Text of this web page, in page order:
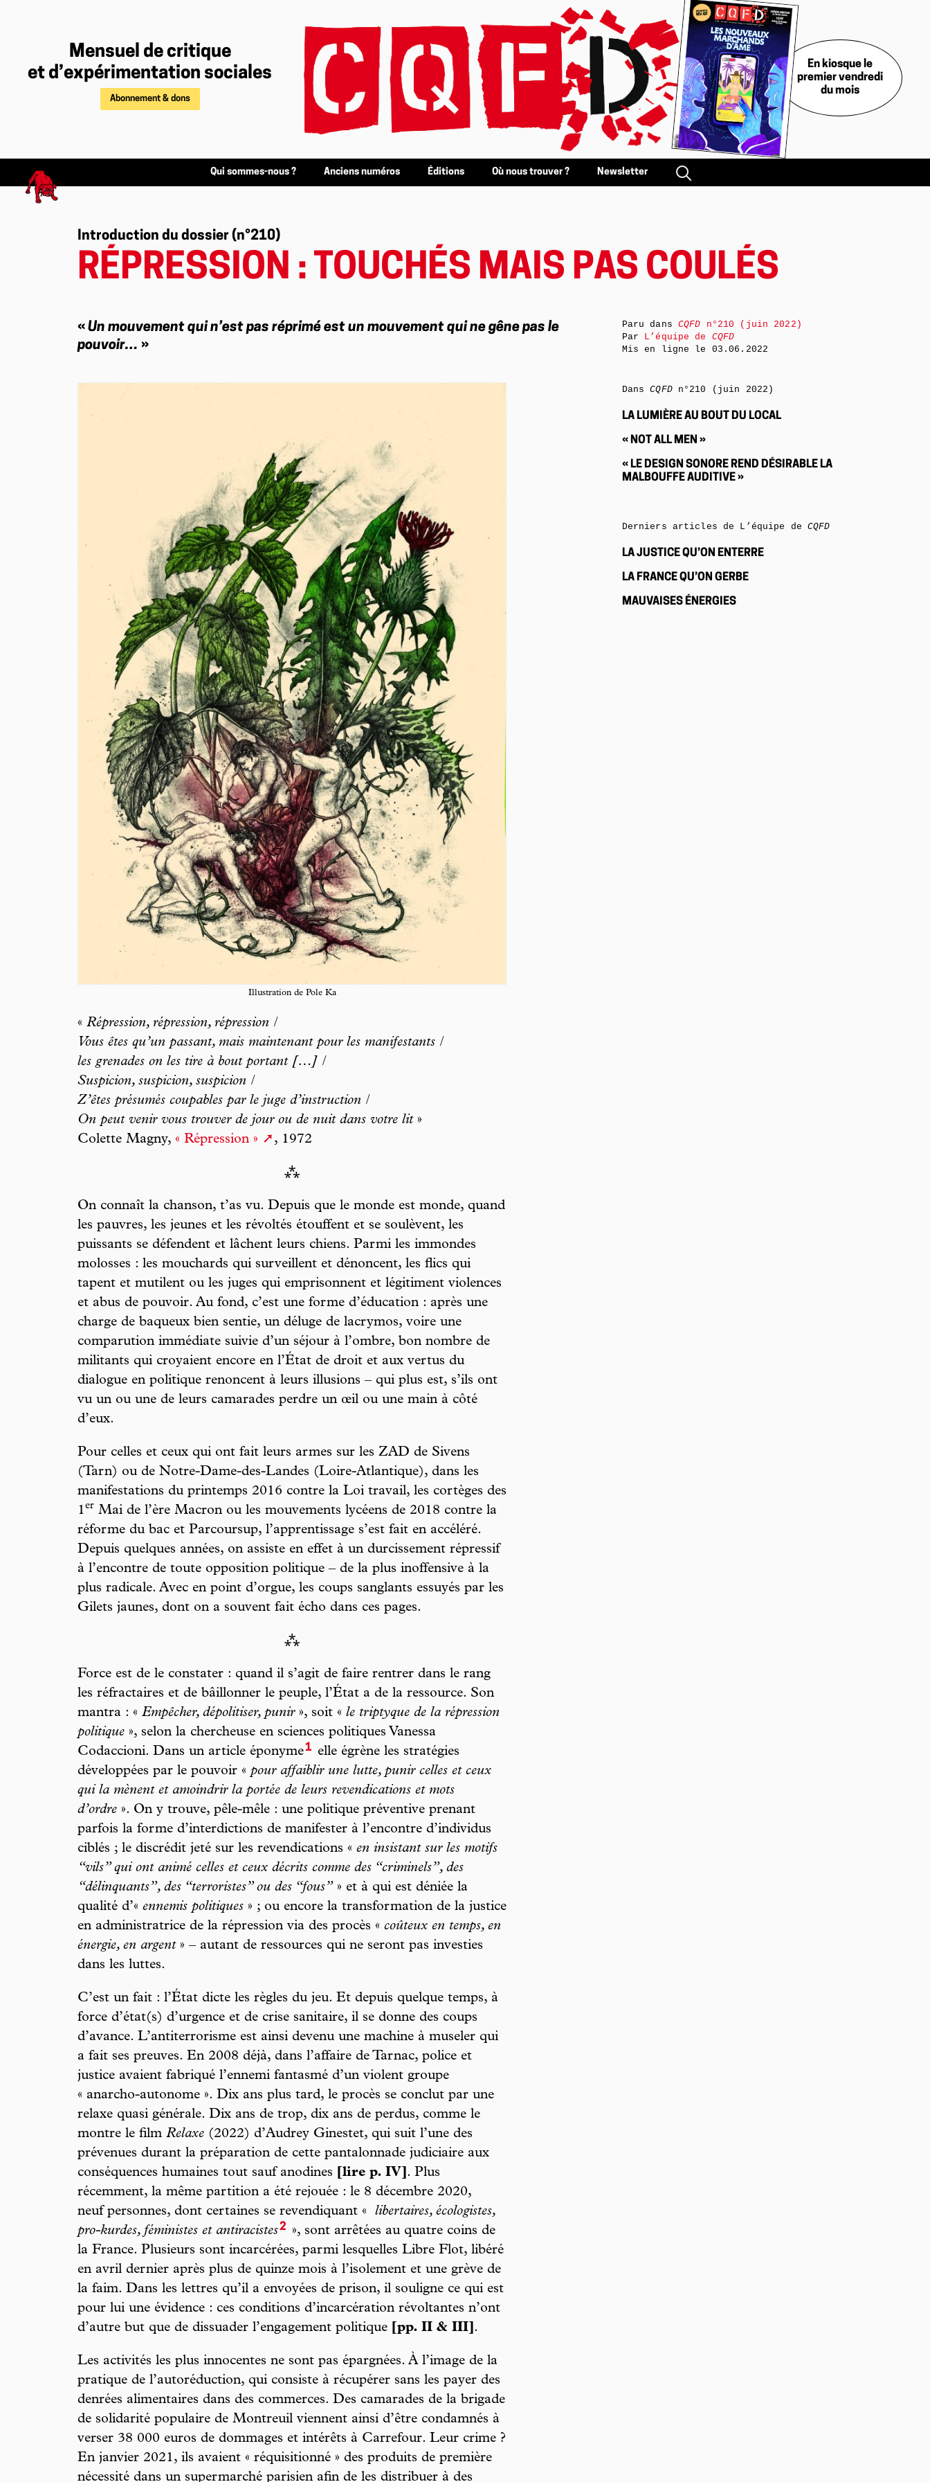
Mensuel de critique
et d’expérimentation sociales
Abonnement & dons
En kiosque le
premier vendredi
du mois
Qui sommes-nous ? Anciens numéros Éditions Où nous trouver ? Newsletter
Introduction du dossier (n°210)
RÉPRESSION : TOUCHÉS MAIS PAS COULÉS
« Un mouvement qui n’est pas réprimé est un mouvement qui ne gêne pas le
pouvoir… »
Illustration de Pole Ka
« Répression, répression, répression /
Vous êtes qu’un passant, mais maintenant pour les manifestants /
les grenades on les tire à bout portant […] /
Suspicion, suspicion, suspicion /
Z’êtes présumés coupables par le juge d’instruction /
On peut venir vous trouver de jour ou de nuit dans votre lit»
Colette Magny, « Répression » , 1972
⁂
On connaît la chanson, t’as vu. Depuis que le monde est monde, quand
les pauvres, les jeunes et les révoltés étouffent et se soulèvent, les
puissants se défendent et lâchent leurs chiens. Parmi les immondes
molosses : les mouchards qui surveillent et dénoncent, les flics qui
tapent et mutilent ou les juges qui emprisonnent et légitiment violences
et abus de pouvoir. Au fond, c’est une forme d’éducation : après une
charge de baqueux bien sentie, un déluge de lacrymos, voire une
comparution immédiate suivie d’un séjour à l’ombre, bon nombre de
militants qui croyaient encore en l’État de droit et aux vertus du
dialogue en politique renoncent à leurs illusions – qui plus est, s’ils ont
vu un ou une de leurs camarades perdre un œil ou une main à côté
d’eux.
Pour celles et ceux qui ont fait leurs armes sur les ZAD de Sivens
(Tarn) ou de Notre-Dame-des-Landes (Loire-Atlantique), dans les
manifestations du printemps 2016 contre la Loi travail, les cortèges des
1er Mai de l’ère Macron ou les mouvements lycéens de 2018 contre la
réforme du bac et Parcoursup, l’apprentissage s’est fait en accéléré.
Depuis quelques années, on assiste en effet à un durcissement répressif
à l’encontre de toute opposition politique – de la plus inoffensive à la
plus radicale. Avec en point d’orgue, les coups sanglants essuyés par les
Gilets jaunes, dont on a souvent fait écho dans ces pages.
⁂
Force est de le constater : quand il s’agit de faire rentrer dans le rang
les réfractaires et de bâillonner le peuple, l’État a de la ressource. Son
mantra : « Empêcher, dépolitiser, punir», soit « le triptyque de la répression
politique », selon la chercheuse en sciences politiques Vanessa
Codaccioni. Dans un article éponyme1
elle égrène les stratégies
développées par le pouvoir « pour affaiblir une lutte, punir celles et ceux
qui la mènent et amoindrir la portée de leurs revendications et mots
d’ordre ». On y trouve, pêle-mêle : une politique préventive prenant
parfois la forme d’interdictions de manifester à l’encontre d’individus
ciblés ; le discrédit jeté sur les revendications « en insistant sur les motifs
“vils” qui ont animé celles et ceux décrits comme des “criminels”, des
“délinquants”, des “terroristes” ou des “fous”» et à qui est déniée la
qualité d’« ennemis politiques » ; ou encore la transformation de la justice
en administratrice de la répression via des procès « coûteux en temps, en
énergie, en argent» – autant de ressources qui ne seront pas investies
dans les luttes.
C’est un fait : l’État dicte les règles du jeu. Et depuis quelque temps, à
force d’état(s) d’urgence et de crise sanitaire, il se donne des coups
d’avance. L’antiterrorisme est ainsi devenu une machine à museler qui
a fait ses preuves. En 2008 déjà, dans l’affaire de Tarnac, police et
justice avaient fabriqué l’ennemi fantasmé d’un violent groupe
« anarcho-autonome ». Dix ans plus tard, le procès se conclut par une
relaxe quasi générale. Dix ans de trop, dix ans de perdus, comme le
montre le film Relaxe (2022) d’Audrey Ginestet, qui suit l’une des
prévenues durant la préparation de cette pantalonnade judiciaire aux
conséquences humaines tout sauf anodines
[lire p. IV] . Plus
récemment, la même partition a été rejouée : le 8 décembre 2020,
neuf personnes, dont certaines se revendiquant «
libertaires, écologistes,
pro-kurdes, féministes et antiracistes2 », sont arrêtées au quatre coins de
la France. Plusieurs sont incarcérées, parmi lesquelles Libre Flot, libéré
en avril dernier après plus de quinze mois à l’isolement et une grève de
la faim. Dans les lettres qu’il a envoyées de prison, il souligne ce qui est
pour lui une évidence : ces conditions d’incarcération révoltantes n’ont
d’autre but que de dissuader l’engagement politique
[pp. II & III] .
Les activités les plus innocentes ne sont pas épargnées. À l’image de la
pratique de l’autoréduction, qui consiste à récupérer sans les payer des
denrées alimentaires dans des commerces. Des camarades de la brigade
de solidarité populaire de Montreuil viennent ainsi d’être condamnés à
verser 38 000 euros de dommages et intérêts à Carrefour. Leur crime ?
En janvier 2021, ils avaient « réquisitionné » des produits de première
nécessité dans un supermarché parisien afin de les distribuer à des
Paru dans CQFD n°210 (juin 2022)
Par L’équipe de CQFD
Mis en ligne le 03.06.2022
DansCQFDn°210 (juin 2022)
LA LUMIÈRE AU BOUT DU LOCAL
« NOT ALL MEN »
« LE DESIGN SONORE REND DÉSIRABLE LA
MALBOUFFE AUDITIVE »
Derniers articles de L’équipe de CQFD
LA JUSTICE QU’ON ENTERRE
LA FRANCE QU’ON GERBE
MAUVAISES ÉNERGIES